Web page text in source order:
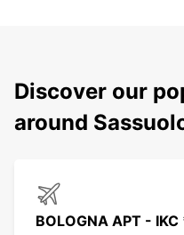
Discover our
around
BOLOGNA APT -